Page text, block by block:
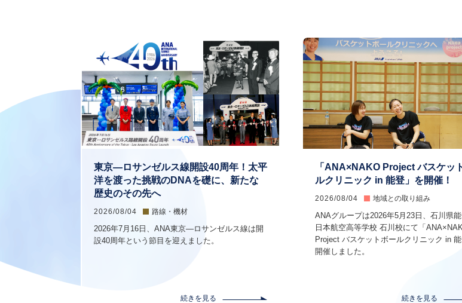
東京―ロサンゼルス線開設40周年！太平
洋を渡った挑戦のDNAを礎に、新たな
歴史のその先へ
2026/08/04 路線・機材
2026年7月16日、ANA東京―ロサンゼルス線は開
設40周年という節目を迎えました。
続きを見る
「ANA×NAKO Project バスケッ
ルクリニック in 能登」を開催！
2026/08/04 地域との取り組み
ANAグループは2026年5月23日、石川県
日本航空高等学校 石川校にて「
Project バスケットボールクリニック in
開催しました。
続きを見る